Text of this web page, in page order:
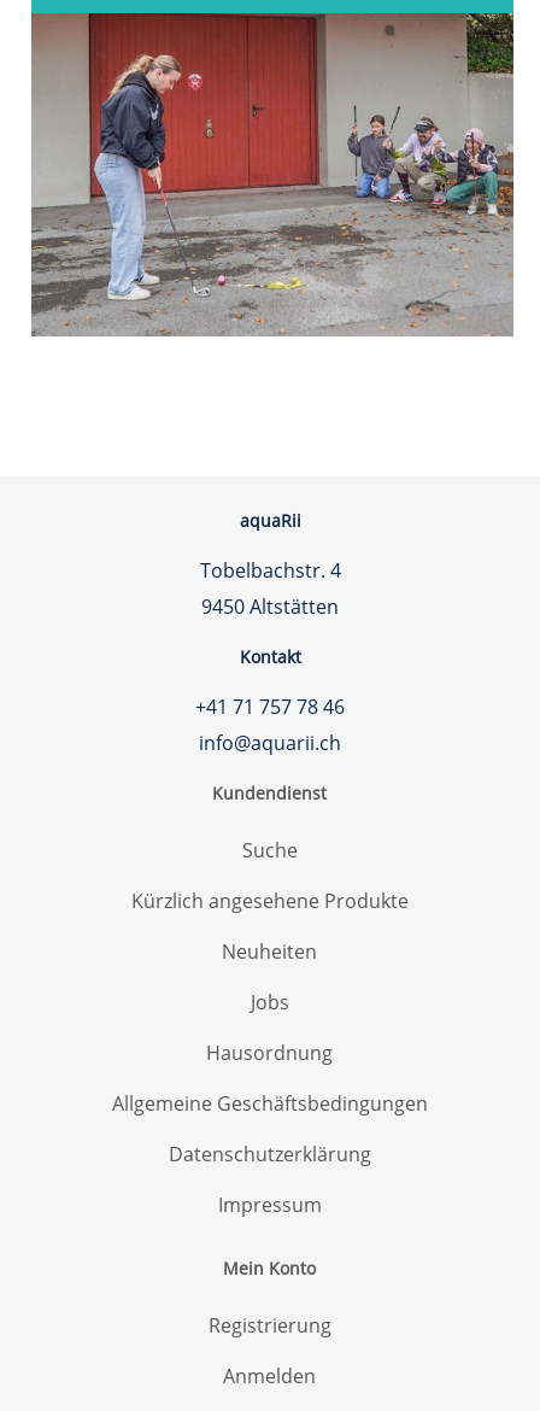
aquaRii
Tobelbachstr. 4
9450 Altstätten
Kontakt
+41 71 757 78 46
info@aquarii.ch
Kundendienst
Suche
Kürzlich angesehene Produkte
Neuheiten
Jobs
Hausordnung
Allgemeine Geschäftsbedingungen
Datenschutzerklärung
Impressum
Mein Konto
Registrierung
Anmelden